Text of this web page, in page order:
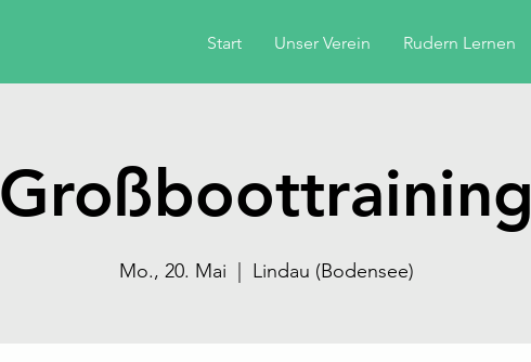
Start Unser Verein Rudern Lernen
Großboottraining
Mo., 20. Mai Lindau (Bodensee)